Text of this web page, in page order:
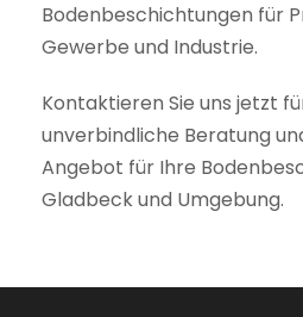
Bodenbeschichtungen für
Gewerbe und Industrie.
Kontaktieren Sie uns jetzt
unverbindliche Beratung
Angebot für Ihre
Gladbeck und Umgebung.